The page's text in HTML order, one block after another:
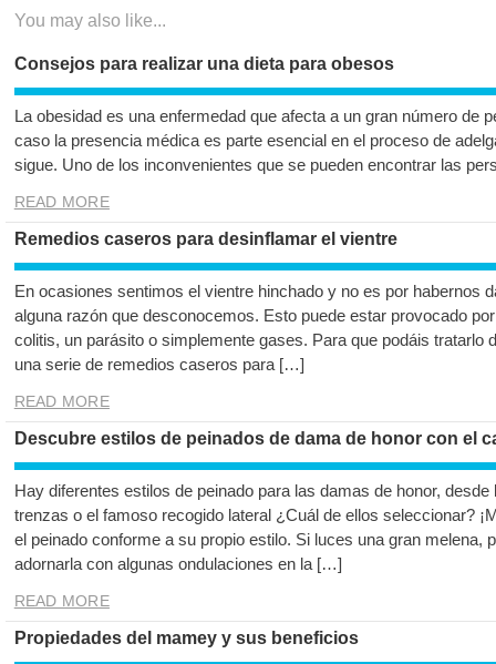
You may also like...
Consejos para realizar una dieta para obesos
La obesidad es una enfermedad que afecta a un gran número de
caso la presencia médica es parte esencial en el proceso de
sigue. Uno de los inconvenientes que se pueden encontrar las
READ MORE
Remedios caseros para desinflamar el vientre
En ocasiones sentimos el vientre hinchado y no es por habernos
alguna razón que desconocemos. Esto puede estar provocado
colitis, un parásito o simplemente gases. Para que podáis tratarlo
una serie de remedios caseros para […]
READ MORE
Descubre estilos de peinados de dama de honor con el
Hay diferentes estilos de peinado para las damas de honor,
trenzas o el famoso recogido lateral ¿Cuál de ellos seleccionar?
el peinado conforme a su propio estilo. Si luces una gran melena,
adornarla con algunas ondulaciones en la […]
READ MORE
Propiedades del mamey y sus beneficios